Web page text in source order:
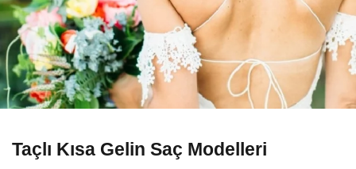
Taçlı Kısa Gelin Saç Modelleri